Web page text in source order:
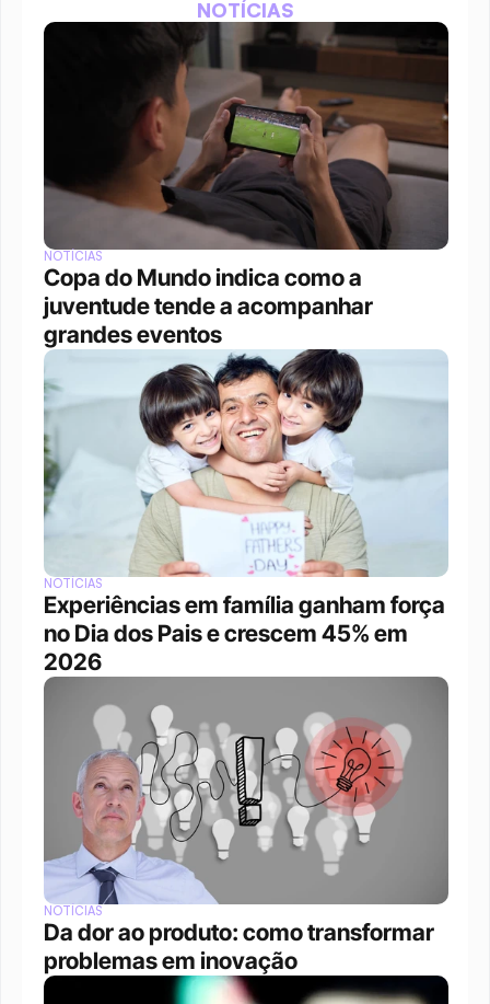
NOTÍCIAS
NOTÍCIAS
Copa do Mundo indica como a
juventude tende a acompanhar
grandes eventos
NOTÍCIAS
Experiências em família ganham força
no Dia dos Pais e crescem 45% em
2026
NOTÍCIAS
Da dor ao produto: como transformar
problemas em inovação